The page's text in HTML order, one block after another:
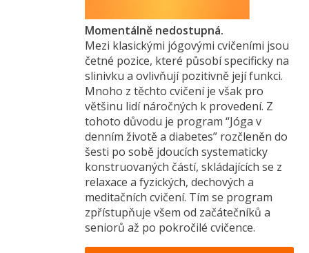
Momentálně nedostupná.
Mezi klasickými jógovými cvičeními jsou
četné pozice, které působí specificky na
slinivku a ovlivňují pozitivně její funkci.
Mnoho z těchto cvičení je však pro
většinu lidí náročných k provedení. Z
tohoto důvodu je program “Jóga v
denním životě a diabetes” rozčleněn do
šesti po sobě jdoucích systematicky
konstruovaných částí, skládajících se z
relaxace a fyzických, dechových a
meditačních cvičení. Tím se program
zpřístupňuje všem od začátečníků a
seniorů až po pokročilé cvičence.